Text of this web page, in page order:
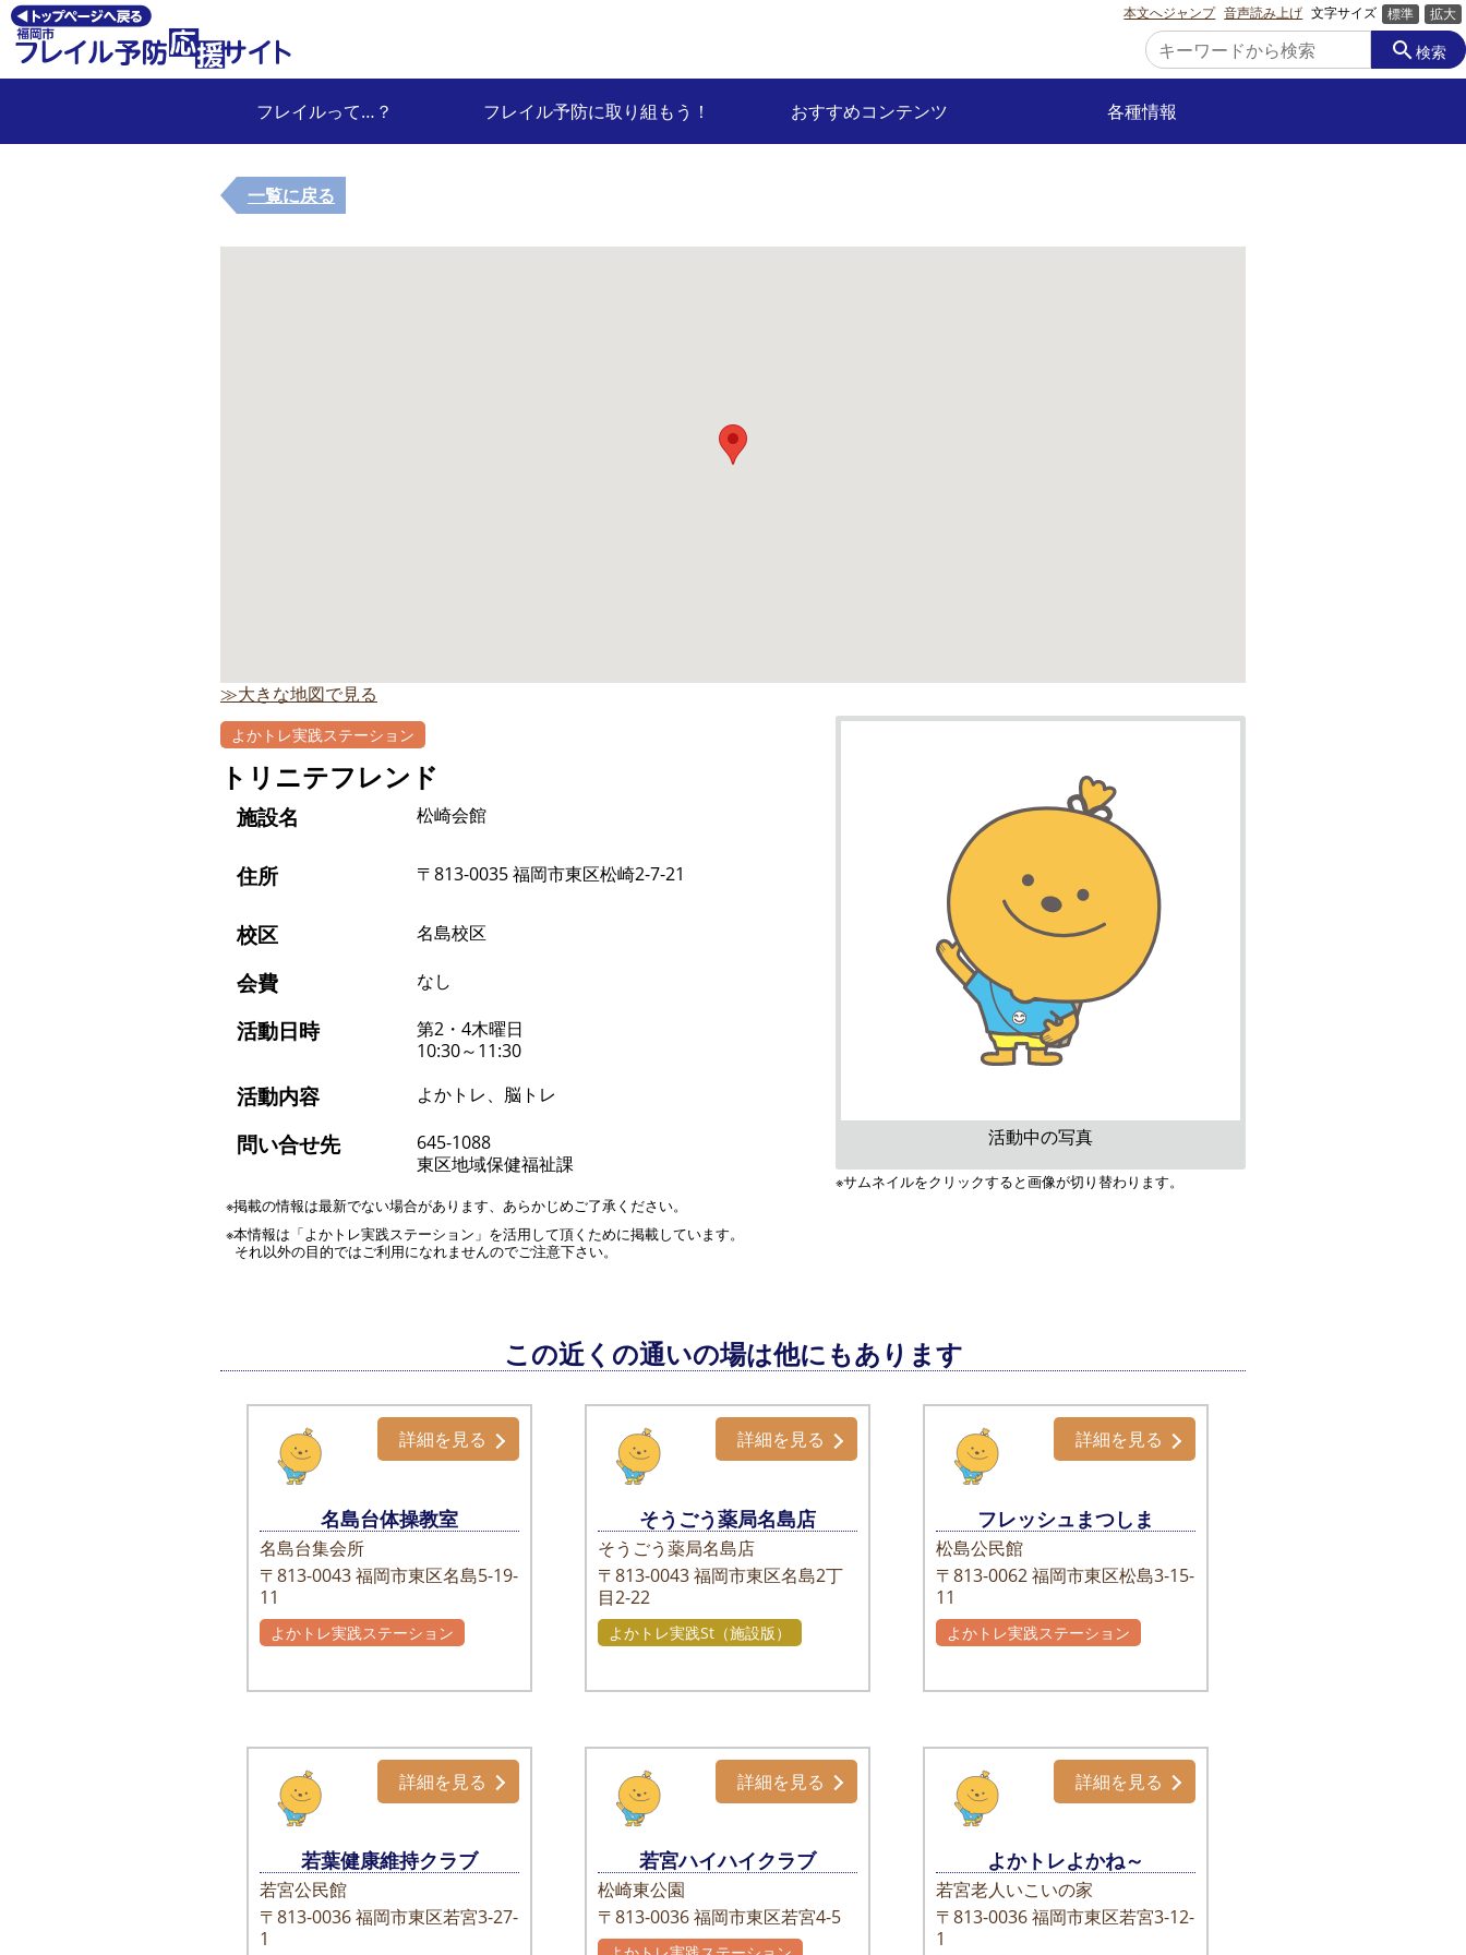
本文へジャンプ 音声読み上げ 文字サイズ 標準 拡大
search検索
フレイルって…？ フレイル予防に取り組もう！ おすすめコンテンツ 各種情報
一覧に戻る
≫大きな地図で見る
よかトレ実践ステーション
トリニテフレンド
施設名 松崎会館
住所 〒813-0035 福岡市東区松崎2-7-21
校区 名島校区
会費 なし
活動日時
第2・4木曜日
10:30～11:30
活動内容 よかトレ、脳トレ
問い合せ先
645-1088
東区地域保健福祉課
※掲載の情報は最新でない場合があります、あらかじめご了承ください。
※本情報は「よかトレ実践ステーション」を活用して頂くために掲載しています。
それ以外の目的ではご利用になれませんのでご注意下さい。
活動中の写真
※サムネイルをクリックすると画像が切り替わります。
この近くの通いの場は他にもあります
名島台体操教室
名島台集会所
〒813-0043福岡市東区名島5-19-
11
詳細を見る
よかトレ実践ステーション
そうごう薬局名島店
そうごう薬局名島店
〒813-0043福岡市東区名島2丁
目2-22
詳細を見る
よかトレ実践St（施設版）
フレッシュまつしま
松島公民館
〒813-0062 福岡市東区松島3-15-
11
詳細を見る
よかトレ実践ステーション
若葉健康維持クラブ
若宮公民館
〒813-0036福岡市東区若宮3-27-
1
詳細を見る
若宮ハイハイクラブ
松崎東公園
〒813-0036福岡市東区若宮4-5
詳細を見る
よかトレよかね～
若宮老人いこいの家
〒813-0036 福岡市東区若宮3-12-
1
詳細を見る